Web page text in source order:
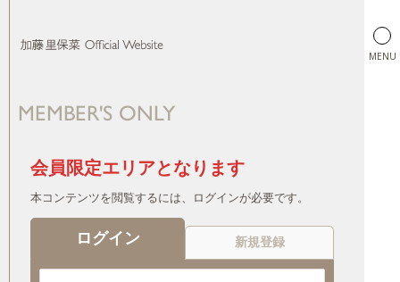
MENU
MEMBER'S ONLY
会員限定エリアとなります
本コンテンツを閲覧するには、ログインが必要です。
ログイン 新規登録